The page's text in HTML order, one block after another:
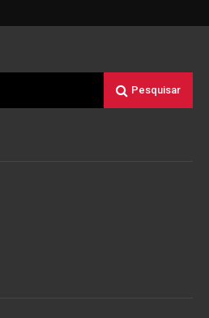
Pesquisar